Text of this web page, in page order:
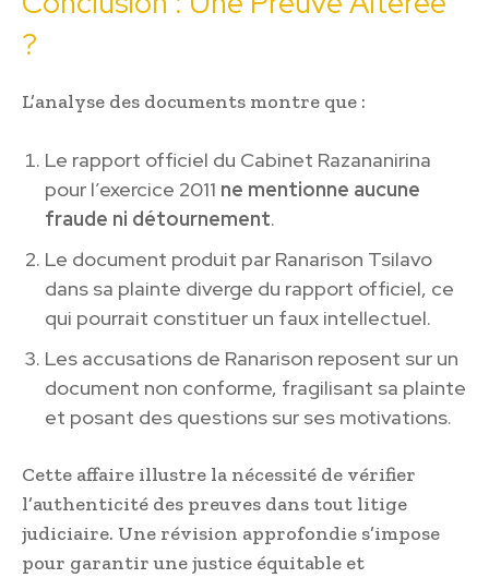
?
L’analyse des documents montre que :
Le rapport officiel du Cabinet Razananirina
pour l’exercice 2011 ne mentionne aucune
fraude ni détournement.
Le document produit par Ranarison Tsilavo
dans sa plainte diverge du rapport officiel, ce
qui pourrait constituer un faux intellectuel.
Les accusations de Ranarison reposent sur un
document non conforme, fragilisant sa plainte
et posant des questions sur ses motivations.
Cette affaire illustre la nécessité de vérifier
l’authenticité des preuves dans tout litige
judiciaire. Une révision approfondie s’impose
pour garantir une justice équitable et